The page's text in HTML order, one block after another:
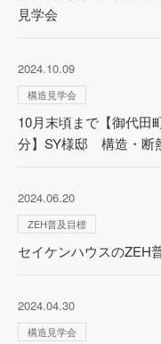
見学会
2024.10.09
構造見学会
10月末頃まで【御代田
分】SY様邸 構造・断
2024.06.20
ZEH普及目標
セイケンハウスのZEH
2024.04.30
構造見学会